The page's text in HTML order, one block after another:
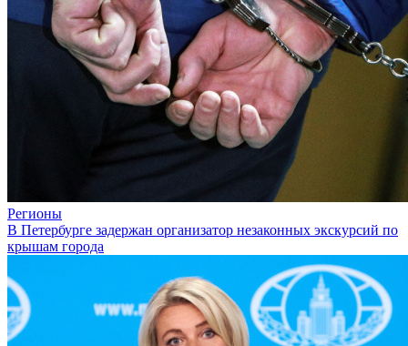
Регионы
В Петербурге задержан организатор незаконных экскурсий по
крышам города